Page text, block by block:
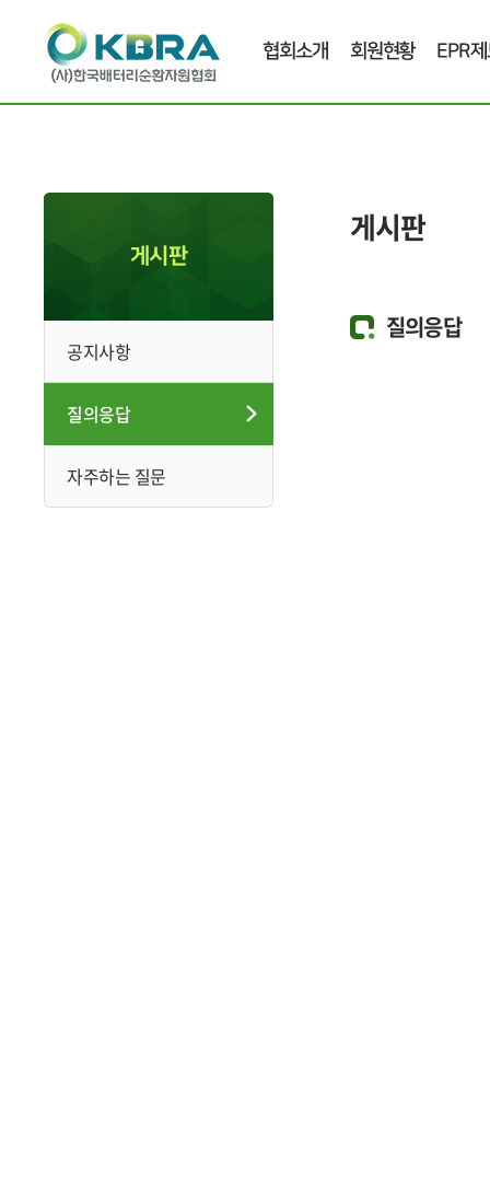
협회소개 회원현황 EPR
게시판
공지사항
질의응답
자주하는 질문
게시판
질의응답